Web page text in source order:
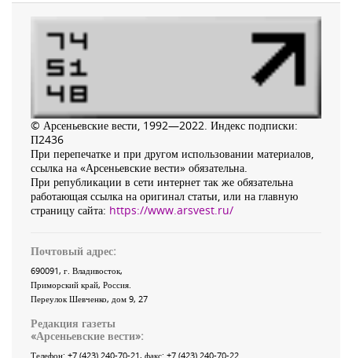
© Арсеньевские вести, 1992—2022. Индекс подписки:
П2436
При перепечатке и при другом использовании материалов,
ссылка на «Арсеньевские вести» обязательна.
При републикации в сети интернет так же обязательна
работающая ссылка на оригинал статьи, или на главную
страницу сайта: https://www.arsvest.ru/
Почтовый адрес:
690091, г. Владивосток,
Приморский край, Россия.
Переулок Шевченко, дом 9, 27
Редакция газеты
«Арсеньевские вести»:
Телефон: +7 (423) 240-70-21, факс: +7 (423) 240-70-22